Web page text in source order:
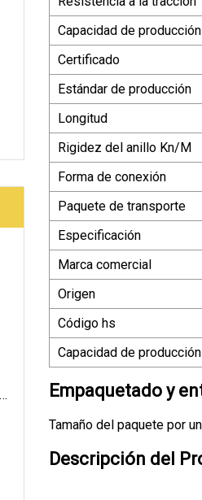
Capacidad de producción
Certificado
Estándar de producción
Longitud
Rigidez del anillo Kn/M
Forma de conexión
Paquete de transporte
Especificación
Marca comercial
Origen
Código hs
Capacidad de producción
Empaquetado y
Tamaño del paquete por
Descripción del